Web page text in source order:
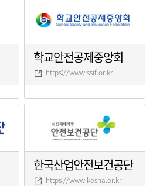
학교안전공제중앙회
https://www.ssif.or.kr
한국산업안전보건공단
https://www.kosha.or.kr